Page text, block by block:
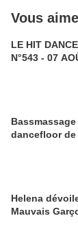
Vous
LE HIT
N°543 - 07
dancefloor de
Helena
Mauvais